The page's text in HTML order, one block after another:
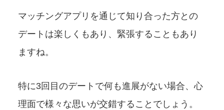
マッチングアプリを通じて知り合った方との
デートは楽しくもあり、緊張することもあり
ますね。
特に3回目のデートで何も進展がない場合、心
理面で様々な思いが交錯することでしょう。